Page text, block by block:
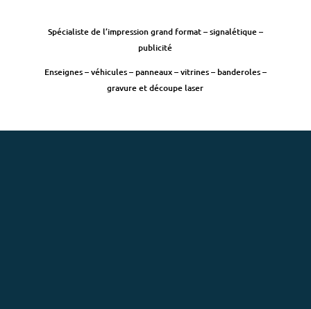
Spécialiste de l’impression grand format – signalétique –
publicité
Enseignes – véhicules – panneaux – vitrines – banderoles –
gravure et découpe laser